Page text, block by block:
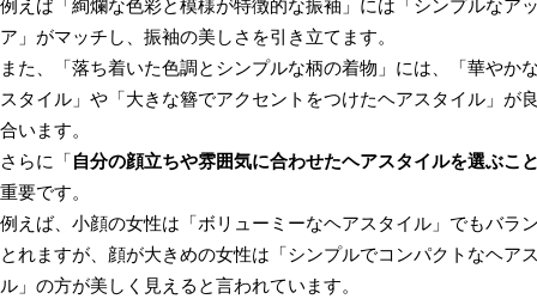
例えば「絢爛な色彩と模様が特徴的な振袖」には「シンプルなア
ア」がマッチし、振袖の美しさを引き立てます。
また、「落ち着いた色調とシンプルな柄の着物」には、「華やか
スタイル」や「大きな簪でアクセントをつけたヘアスタイル」が
合います。
さらに「自分の顔立ちや雰囲気に合わせたヘアスタイルを選ぶこ
重要です。
例えば、小顔の女性は「ボリューミーなヘアスタイル」でもバラ
とれますが、顔が大きめの女性は「シンプルでコンパクトなヘア
ル」の方が美しく見えると言われています。